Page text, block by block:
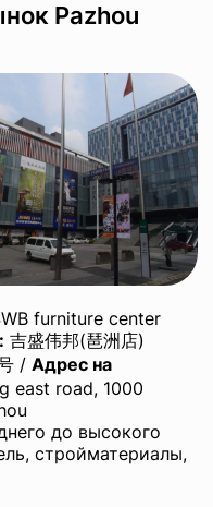
Pazhou
furniture center
吉盛伟邦(琶洲店)
/ Адрес на
east road, 1000
до высокого
стройматериалы,